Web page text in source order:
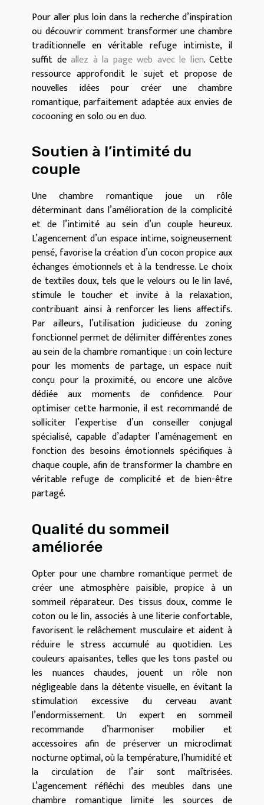
Pour aller plus loin dans la recherche d’inspiration
ou découvrir comment transformer une chambre
traditionnelle en véritable refuge intimiste, il
suffit de allez à la page web avec le lien. Cette
ressource approfondit le sujet et propose de
nouvelles idées pour créer une chambre
romantique, parfaitement adaptée aux envies de
cocooning en solo ou en duo.
Soutien à l’intimité du
couple
Une chambre romantique joue un rôle
déterminant dans l’amélioration de la complicité
et de l’intimité au sein d’un couple heureux.
L’agencement d’un espace intime, soigneusement
pensé, favorise la création d’un cocon propice aux
échanges émotionnels et à la tendresse. Le choix
de textiles doux, tels que le velours ou le lin lavé,
stimule le toucher et invite à la relaxation,
contribuant ainsi à renforcer les liens affectifs.
Par ailleurs, l’utilisation judicieuse du zoning
fonctionnel permet de délimiter différentes zones
au sein de la chambre romantique : un coin lecture
pour les moments de partage, un espace nuit
conçu pour la proximité, ou encore une alcôve
dédiée aux moments de confidence. Pour
optimiser cette harmonie, il est recommandé de
solliciter l’expertise d’un conseiller conjugal
spécialisé, capable d’adapter l’aménagement en
fonction des besoins émotionnels spécifiques à
chaque couple, afin de transformer la chambre en
véritable refuge de complicité et de bien-être
partagé.
Qualité du sommeil
améliorée
Opter pour une chambre romantique permet de
créer une atmosphère paisible, propice à un
sommeil réparateur. Des tissus doux, comme le
coton ou le lin, associés à une literie confortable,
favorisent le relâchement musculaire et aident à
réduire le stress accumulé au quotidien. Les
couleurs apaisantes, telles que les tons pastel ou
les nuances chaudes, jouent un rôle non
négligeable dans la détente visuelle, en évitant la
stimulation excessive du cerveau avant
l’endormissement. Un expert en sommeil
recommande d’harmoniser mobilier et
accessoires afin de préserver un microclimat
nocturne optimal, où la température, l’humidité et
la circulation de l’air sont maîtrisées.
L’agencement réfléchi des meubles dans une
chambre romantique limite les sources de